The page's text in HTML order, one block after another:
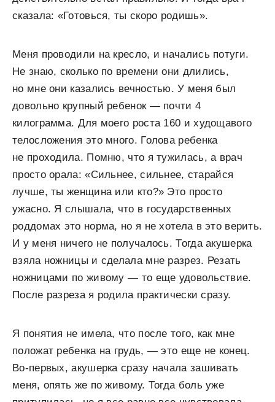
сказала: «Готовься, ты скоро родишь».
Меня проводили на кресло, и начались потуги.
Не знаю, сколько по времени они длились,
но мне они казались вечностью. У меня был
довольно крупный ребенок — почти 4
килограмма. Для моего роста 160 и худощавого
телосложения это много. Голова ребенка
не проходила. Помню, что я тужилась, а врач
просто орала: «Сильнее, сильнее, старайся
лучше, ты женщина или кто?» Это просто
ужасно. Я слышала, что в государственных
роддомах это норма, но я не хотела в это верить.
И у меня ничего не получалось. Тогда акушерка
взяла ножницы и сделала мне разрез. Резать
ножницами по живому — то еще удовольствие.
После разреза я родила практически сразу.
Я понятия не имела, что после того, как мне
положат ребенка на грудь, — это еще не конец.
Во-первых, акушерка сразу начала зашивать
меня, опять же по живому. Тогда боль уже